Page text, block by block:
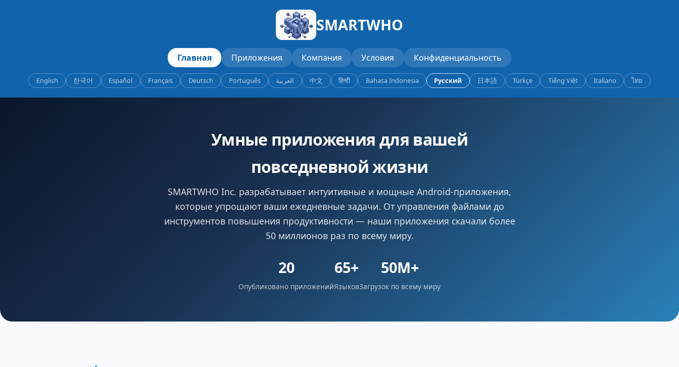
SMARTWHO
Главная Приложения Компания Условия Конфиденциальность
English 한국어 Español Français Deutsch Português العربية 中文 हिन्दी Bahasa Indonesia Русский 日本語 Türkçe Tiếng Việt Italiano ไทย
Умные приложения для вашей
повседневной жизни
SMARTWHO Inc. разрабатывает интуитивные и мощные Android-приложения,
которые упрощают ваши ежедневные задачи. От управления файлами до
инструментов повышения продуктивности — наши приложения скачали более
50 миллионов раз по всему миру.
20
Опубликовано приложений
65+
Языков
50M+
Загрузок по всему миру